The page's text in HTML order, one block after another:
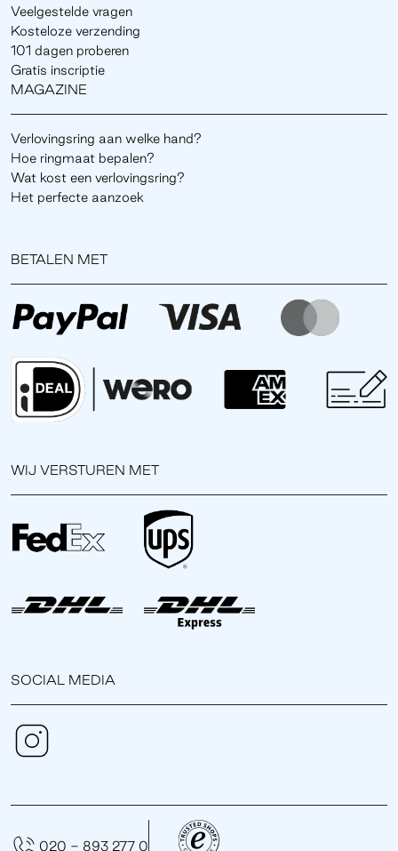
Veelgestelde vragen
Kosteloze verzending
101 dagen proberen
Gratis inscriptie
MAGAZINE
Verlovingsring aan welke hand?
Hoe ringmaat bepalen?
Wat kost een verlovingsring?
Het perfecte aanzoek
BETALEN MET
WIJ VERSTUREN MET
SOCIAL MEDIA
020 - 893 277 0